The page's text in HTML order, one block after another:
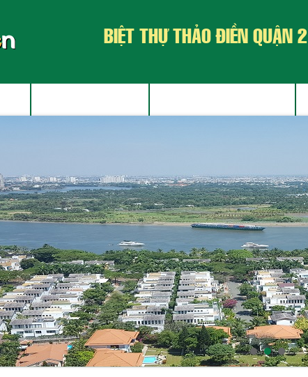
BIỆT THỰ THẢO ĐIỀN QUẬN 2